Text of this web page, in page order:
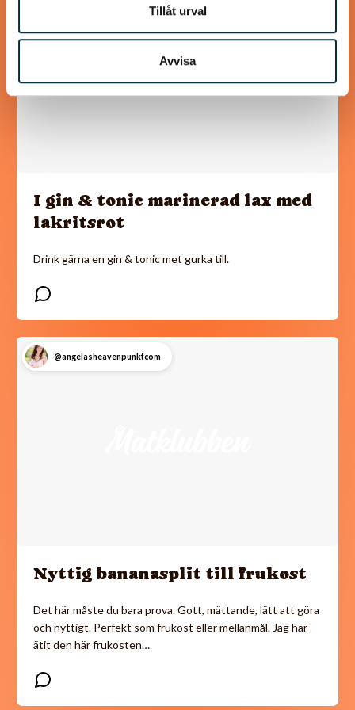
Tillåt urval
Avvisa
I gin & tonic marinerad lax med
lakritsrot
Drink gärna en gin & tonic met gurka till.
@angelasheavenpunktcom
Nyttig bananasplit till frukost
Det här måste du bara prova. Gott, mättande, lätt att göra
och nyttigt. Perfekt som frukost eller mellanmål. Jag har
ätit den här frukosten…